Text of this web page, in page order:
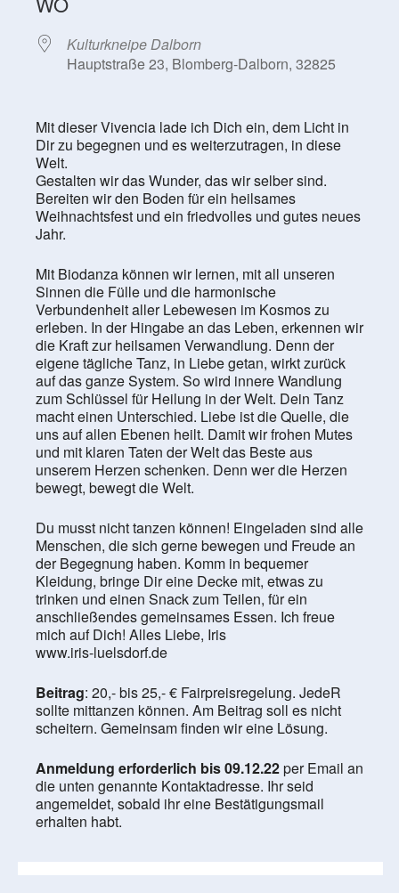
Kulturkneipe Dalborn
Hauptstraße 23, Blomberg-Dalborn, 32825
Mit dieser Vivencia lade ich Dich ein, dem Licht in
Dir zu begegnen und es weiterzutragen, in diese
Welt.
Gestalten wir das Wunder, das wir selber sind.
Bereiten wir den Boden für ein heilsames
Weihnachtsfest und ein friedvolles und gutes neues
Jahr.
Mit Biodanza können wir lernen, mit all unseren
Sinnen die Fülle und die harmonische
Verbundenheit aller Lebewesen im Kosmos zu
erleben. In der Hingabe an das Leben, erkennen wir
die Kraft zur heilsamen Verwandlung. Denn der
eigene tägliche Tanz, in Liebe getan, wirkt zurück
auf das ganze System. So wird innere Wandlung
zum Schlüssel für Heilung in der Welt. Dein Tanz
macht einen Unterschied. Liebe ist die Quelle, die
uns auf allen Ebenen heilt. Damit wir frohen Mutes
und mit klaren Taten der Welt das Beste aus
unserem Herzen schenken. Denn wer die Herzen
bewegt, bewegt die Welt.
Du musst nicht tanzen können! Eingeladen sind alle
Menschen, die sich gerne bewegen und Freude an
der Begegnung haben. Komm in bequemer
Kleidung, bringe Dir eine Decke mit, etwas zu
trinken und einen Snack zum Teilen, für ein
anschließendes gemeinsames Essen. Ich freue
mich auf Dich! Alles Liebe, Iris
www.iris-luelsdorf.de
Beitrag: 20,- bis 25,- € Fairpreisregelung. JedeR
sollte mittanzen können. Am Beitrag soll es nicht
scheitern. Gemeinsam finden wir eine Lösung.
Anmeldung erforderlich bis 09.12.22per Email an
die unten genannte Kontaktadresse. Ihr seid
angemeldet, sobald ihr eine Bestätigungsmail
erhalten habt.